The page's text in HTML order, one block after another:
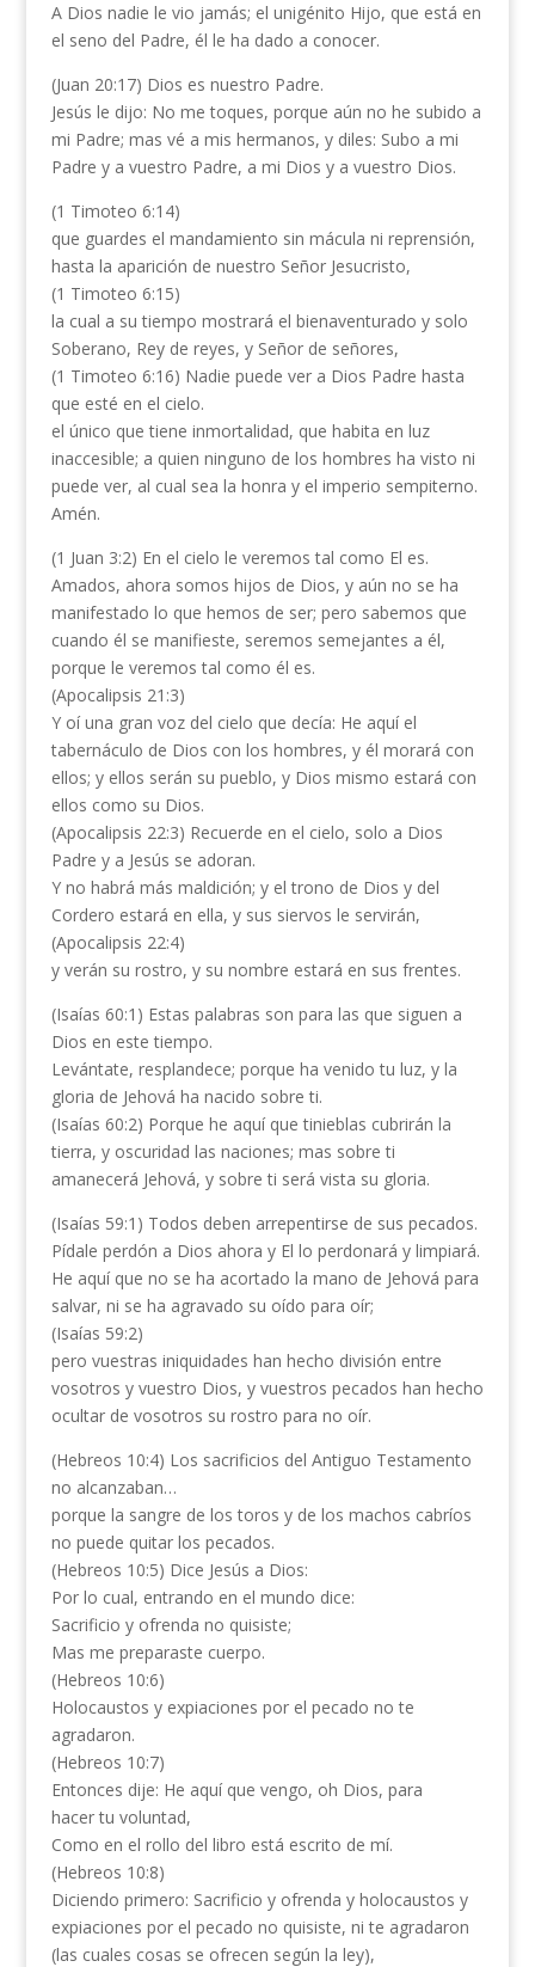
A Dios nadie le vio jamás; el unigénito Hijo, que está en
el seno del Padre, él le ha dado a conocer.
(Juan 20:17) Dios es nuestro Padre.
Jesús le dijo: No me toques, porque aún no he subido a
mi Padre; mas vé a mis hermanos, y diles: Subo a mi
Padre y a vuestro Padre, a mi Dios y a vuestro Dios.
(1 Timoteo 6:14)
que guardes el mandamiento sin mácula ni reprensión,
hasta la aparición de nuestro Señor Jesucristo,
(1 Timoteo 6:15)
la cual a su tiempo mostrará el bienaventurado y solo
Soberano, Rey de reyes, y Señor de señores,
(1 Timoteo 6:16) Nadie puede ver a Dios Padre hasta
que esté en el cielo.
el único que tiene inmortalidad, que habita en luz
inaccesible; a quien ninguno de los hombres ha visto ni
puede ver, al cual sea la honra y el imperio sempiterno.
Amén.
(1 Juan 3:2) En el cielo le veremos tal como El es.
Amados, ahora somos hijos de Dios, y aún no se ha
manifestado lo que hemos de ser; pero sabemos que
cuando él se manifieste, seremos semejantes a él,
porque le veremos tal como él es.
(Apocalipsis 21:3)
Y oí una gran voz del cielo que decía: He aquí el
tabernáculo de Dios con los hombres, y él morará con
ellos; y ellos serán su pueblo, y Dios mismo estará con
ellos como su Dios.
(Apocalipsis 22:3) Recuerde en el cielo, solo a Dios
Padre y a Jesús se adoran.
Y no habrá más maldición; y el trono de Dios y del
Cordero estará en ella, y sus siervos le servirán,
(Apocalipsis 22:4)
y verán su rostro, y su nombre estará en sus frentes.
(Isaías 60:1) Estas palabras son para las que siguen a
Dios en este tiempo.
Levántate, resplandece; porque ha venido tu luz, y la
gloria de Jehová ha nacido sobre ti.
(Isaías 60:2) Porque he aquí que tinieblas cubrirán la
tierra, y oscuridad las naciones; mas sobre ti
amanecerá Jehová, y sobre ti será vista su gloria.
(Isaías 59:1) Todos deben arrepentirse de sus pecados.
Pídale perdón a Dios ahora y El lo perdonará y limpiará.
He aquí que no se ha acortado la mano de Jehová para
salvar, ni se ha agravado su oído para oír;
(Isaías 59:2)
pero vuestras iniquidades han hecho división entre
vosotros y vuestro Dios, y vuestros pecados han hecho
ocultar de vosotros su rostro para no oír.
(Hebreos 10:4) Los sacrificios del Antiguo Testamento
no alcanzaban…
porque la sangre de los toros y de los machos cabríos
no puede quitar los pecados.
(Hebreos 10:5) Dice Jesús a Dios:
Por lo cual, entrando en el mundo dice:
Sacrificio y ofrenda no quisiste;
Mas me preparaste cuerpo.
(Hebreos 10:6)
Holocaustos y expiaciones por el pecado no te
agradaron.
(Hebreos 10:7)
Entonces dije: He aquí que vengo, oh Dios, para
hacer tu voluntad,
Como en el rollo del libro está escrito de mí.
(Hebreos 10:8)
Diciendo primero: Sacrificio y ofrenda y holocaustos y
expiaciones por el pecado no quisiste, ni te agradaron
(las cuales cosas se ofrecen según la ley),